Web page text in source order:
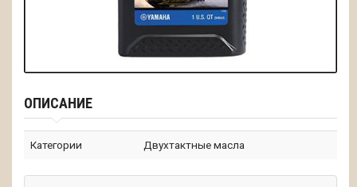
ОПИСАНИЕ
Категории Двухтактные масла